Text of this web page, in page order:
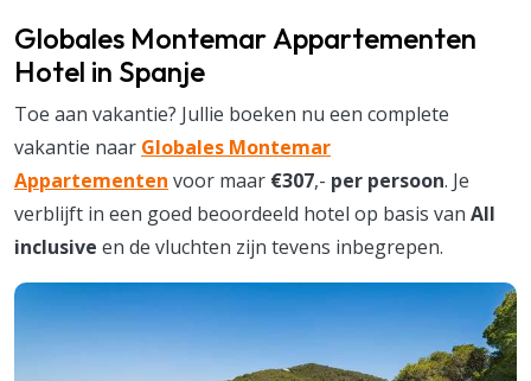
Globales Montemar Appartementen
Hotel in Spanje
Toe aan vakantie? Jullie boeken nu een complete
vakantie naar Globales Montemar
Appartementen voor maar €307,- per persoon. Je
verblijft in een goed beoordeeld hotel op basis van All
inclusive en de vluchten zijn tevens inbegrepen.